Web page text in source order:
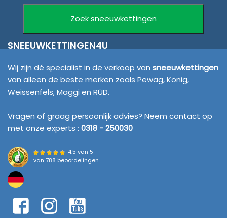
SNEEUWKETTINGEN4U
Wij zijn dé specialist in de verkoop van sneeuwkettingen
van alleen de beste merken zoals Pewag, König,
Weissenfels, Maggi en RÜD.
Vragen of graag persoonlijk advies? Neem contact op
met onze experts : 0318 - 250030
4.5 van 5
van 788 beoordelingen